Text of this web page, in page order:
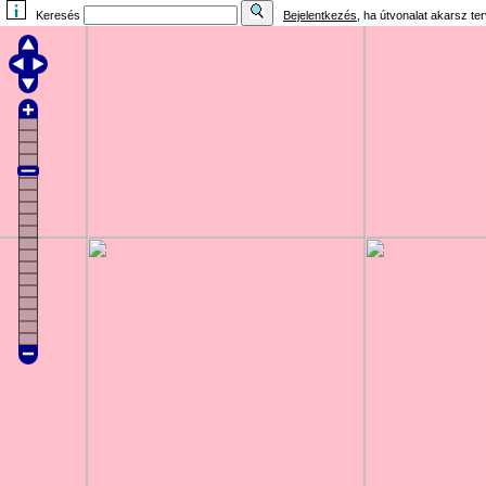
Keresés Bejelentkezés , ha útvonalat akarsz